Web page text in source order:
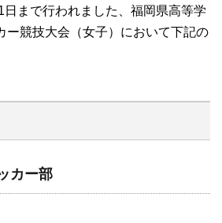
まで行われました、福岡県高等学
ー競技大会（女子）において下記の
カー部